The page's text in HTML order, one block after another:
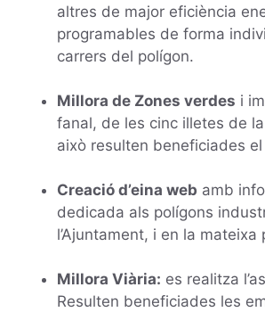
altres de major eficiència
programables de forma
carrers del polígon.
Millora de Zones verdes i
fanal, de les cinc illetes de
això resulten beneficiades
Creació d’eina web amb
dedicada als polígons
l’Ajuntament, i en la
Millora Viària: es realitza
Resulten beneficiades les